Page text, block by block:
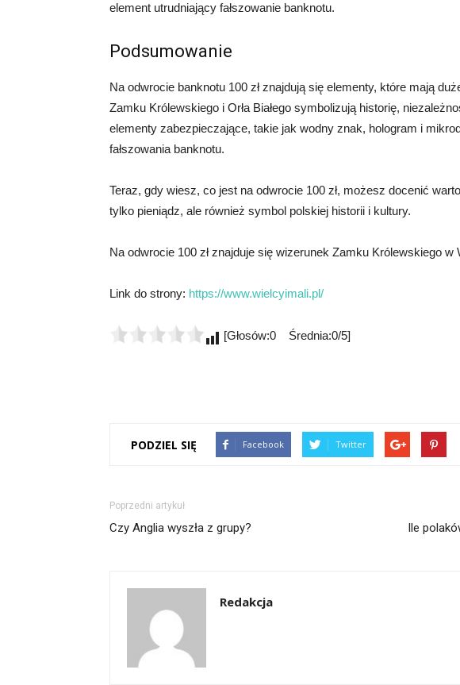
element utrudniający fałszowanie banknotu.
Podsumowanie
Na odwrocie banknotu 100 zł znajdują się elementy, które mają
Zamku Królewskiego i Orła Białego symbolizują historię,
elementy zabezpieczające, takie jak wodny znak, hologram i
fałszowania banknotu.
Teraz, gdy wiesz, co jest na odwrocie 100 zł, możesz docenić
tylko pieniądz, ale również symbol polskiej historii i kultury.
Na odwrocie 100 zł znajduje się wizerunek Zamku Królewskiego w
Link do strony: https://www.wielcyimali.pl/
[Głosów:0 Średnia:0/5]
PODZIEL SIĘ Facebook Twitter
Poprzedni artykuł
Czy Anglia wyszła z grupy? Ile
Redakcja